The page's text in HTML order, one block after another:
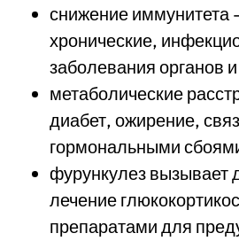
снижение иммунитета
хронические,
заболевания органов
метаболические
диабет, ожирение,
гормональными
фурункулез вызывает
лечение
препаратами для